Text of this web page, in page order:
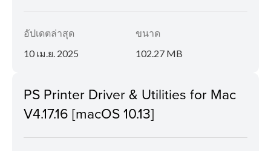
อัปเดตล่าสุด
10 เม.ย. 2025
ขนาด
102.27 MB
PS Printer Driver & Utilities for Mac
V4.17.16 [macOS 10.13]